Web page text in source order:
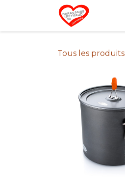
Se rendre au contenu
Tous les produits